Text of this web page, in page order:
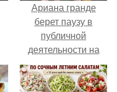
Ариана гранде
берет паузу в
публичной
деятельности на
фоне слухов о
своем здоровье.